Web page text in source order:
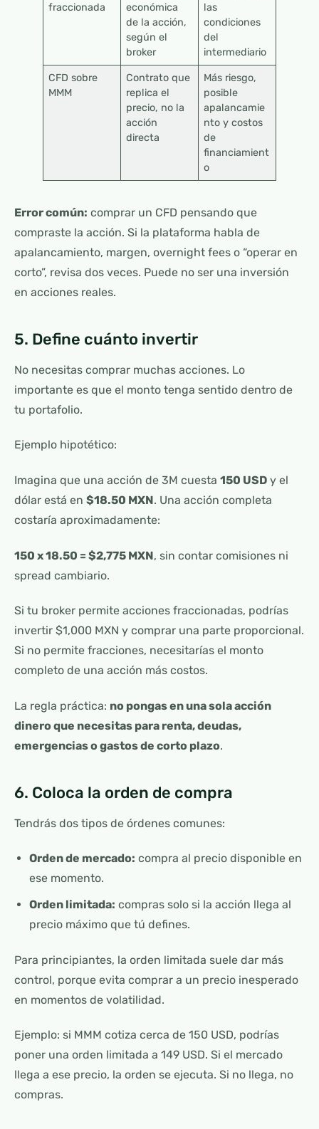
fraccionada
económica
de la acción,
según el
broker
las
condiciones
del
intermediario
CFD sobre
MMM
Contrato que
replica el
precio, no la
acción
directa
Más riesgo,
posible
apalancamie
nto y costos
de
financiamient
o
Error común: comprar un CFD pensando que
compraste la acción. Si la plataforma habla de
apalancamiento, margen, overnight fees o “operar en
corto”, revisa dos veces. Puede no ser una inversión
en acciones reales.
5. Define cuánto invertir
No necesitas comprar muchas acciones. Lo
importante es que el monto tenga sentido dentro de
tu portafolio.
Ejemplo hipotético:
Imagina que una acción de 3M cuesta 150 USD y el
dólar está en $18.50 MXN. Una acción completa
costaría aproximadamente:
150 x 18.50 = $2,775 MXN, sin contar comisiones ni
spread cambiario.
Si tu broker permite acciones fraccionadas, podrías
invertir $1,000 MXN y comprar una parte proporcional.
Si no permite fracciones, necesitarías el monto
completo de una acción más costos.
La regla práctica: no pongas en una sola acción
dinero que necesitas para renta, deudas,
emergencias o gastos de corto plazo.
6. Coloca la orden de compra
Tendrás dos tipos de órdenes comunes:
Orden de mercado: compra al precio disponible en
ese momento.
Orden limitada: compras solo si la acción llega al
precio máximo que tú defines.
Para principiantes, la orden limitada suele dar más
control, porque evita comprar a un precio inesperado
en momentos de volatilidad.
Ejemplo: si MMM cotiza cerca de 150 USD, podrías
poner una orden limitada a 149 USD. Si el mercado
llega a ese precio, la orden se ejecuta. Si no llega, no
compras.